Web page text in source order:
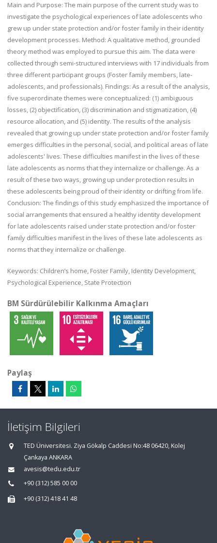
Main and Purpose: The main purpose of the current study was to
investigate the psychological experiences of late adolescents who
grew up under state protection and/or foster family in their identity
development processes. Method: A qualitative method, grounded
theory method was employed to pursue this aim. The data were
collected through semi-structured interviews with 17 individuals from
three different participant groups (Foster family members, late-
adolescents, and professionals). Findings: As a result of the analysis,
five superordinate themes were conceptualized: (1) ambiguous
losses, (2) objectification, (3) discrimination and stigmatization, (4)
resource allocation, and (5) identity. The results of the analysis
revealed that growing up under state protection and/or foster family
emerges difficulties in the personal, social, and political areas of late
adolescents' lives. These difficulties manifest in the lives of these
late adolescents as norms that they internalize or challenge. As a
result of these two ways, growing up under protection results in
these adolescents being proud of their identity or drifting from life.
Conclusion: The findings of this study emphasized the importance of
social arrangements that ensured a healthy identity development
for late adolescents raised under state protection and/or foster
family difficulties manifest in the lives of these late adolescents as
norms that they internalize or challenge.
Keywords: Children’s home, Foster Family, Identity Development,
Psychological Experience, State Protection
BM Sürdürülebilir Kalkınma Amaçları
Paylaş
İletişim Bilgileri
TED Üniversitesi. Ziya Gökalp Caddesi No:48 06420, Kolej
Çankaya ANKARA
avesis@tedu.edu.tr
+90 (312) 585 00 00
+90 (312) 418 41 48